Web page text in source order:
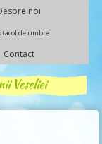
noi
de umbre
Contact
Veseliei